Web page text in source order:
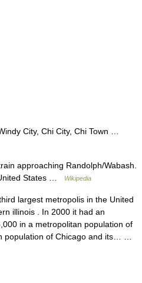
City, Chi City, Chi Town …
approaching Randolph/Wabash.
States …
Wikipedia
largest metropolis in the United
illinois . In 2000 it had an
in a metropolitan population of
population of Chicago and its… …